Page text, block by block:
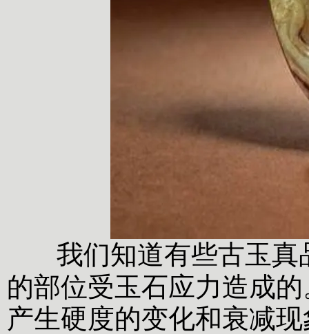
我们知道有些古玉
的部位受玉石应力造成
产生硬度的变化和衰减